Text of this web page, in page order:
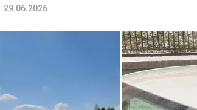
29.06.2026